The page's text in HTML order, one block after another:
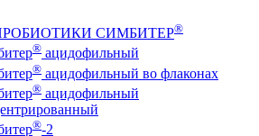
СИМБИТЕР®
® ацидофильный
® ацидофильный во флаконах
® ацидофильный
®-2